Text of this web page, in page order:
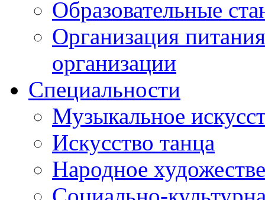
Образовательные
Организация
организации
Специальности
Музыкальное
Искусство танца
Народное